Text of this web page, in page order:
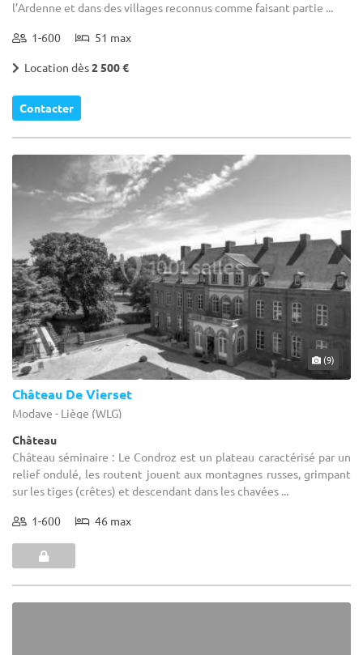
l’Ardenne et dans des villages reconnus comme faisant partie ...
1-600 51 max
Location dès2 500 €
Contacter
(9)
Château De Vierset
Modave - Liège (WLG)
Château
Château séminaire : Le Condroz est un plateau caractérisé par un
relief ondulé, les routent jouent aux montagnes russes, grimpant
sur les tiges (crêtes) et descendant dans les chavées ...
1-600 46 max